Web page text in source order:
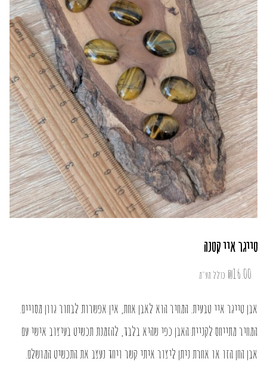
טייגר איי קטנה
₪16.00 כולל מע"מ
אבן טייגר איי טבעית. המחיר הוא לאבן אחת, אין אפשרות לבחור גוון מסויים.
המחיר מתייחס לקניית האבן כפי שהיא בלבד, להזמנת תכשיט בעיצוב אישי עם
אבן החן הזו או אחרת ניתן ליצור איתי קשר ויחד נעצב את התכשיט המושלם.